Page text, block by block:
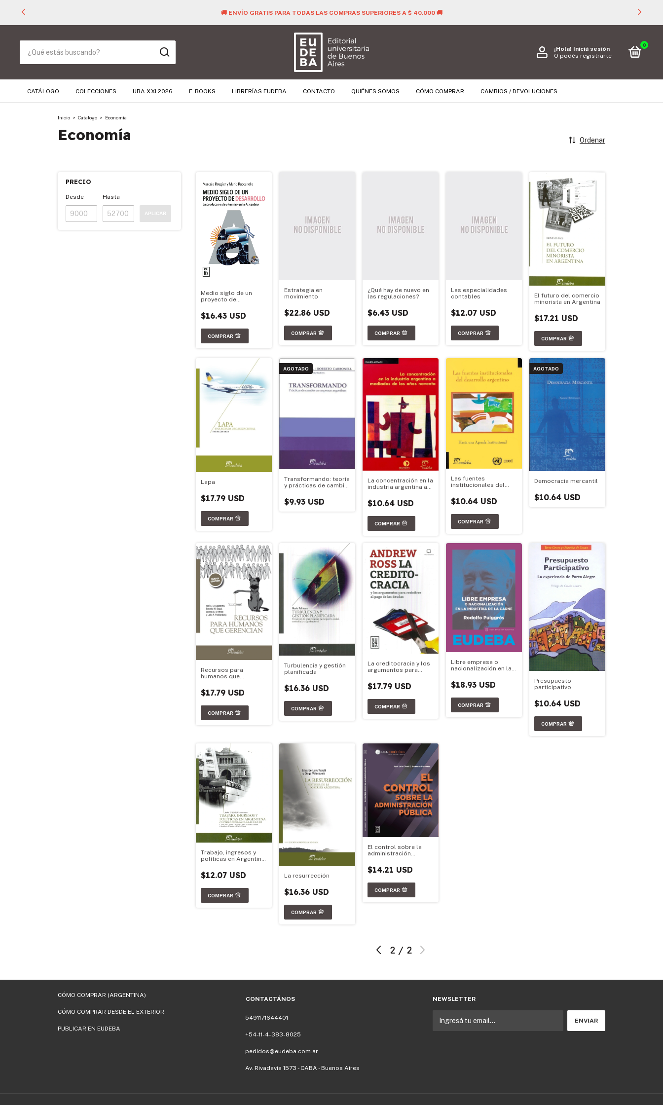
🚚 ENVÍO GRATIS PARA TODAS LAS COMPRAS SUPERIORES A $ 40.000 🚚
¡Hola! Iniciá sesión
O podés registrarte
0
CATÁLOGO COLECCIONES UBA XXI 2026 E-BOOKS LIBRERÍAS EUDEBA CONTACTO QUIÉNES SOMOS CÓMO COMPRAR CAMBIOS / DEVOLUCIONES
Inicio > Catalogo > Economía
Economía Ordenar
PRECIO
Desde Hasta
APLICAR
Medio siglo de un
proyecto de
$16.43 USD
Estrategia en
movimiento
$22.86 USD
¿Qué hay de nuevo en
las regulaciones?
$6.43 USD
Las especialidades
contables
$12.07 USD
El futuro del comercio
minorista en Argentina
$17.21 USD
Lapa
$17.79 USD
AGOTADO
Transformando: teoría
y prácticas de cambio
argentinas 1995-2003
$9.93 USD
La concentración en la
industria argentina a
noventa
$10.64 USD
Las fuentes
institucionales del
$10.64 USD
AGOTADO
Democracia mercantil
$10.64 USD
Recursos para
humanos que
$17.79 USD
Turbulencia y gestión
planificada
$16.36 USD
La creditocracia y los
argumentos para
las deudas
$17.79 USD
Libre empresa o
nacionalización en la
$18.93 USD
Presupuesto
participativo
$10.64 USD
Trabajo, ingresos y
políticas en Argentina:
pensar el siglo XXI
$12.07 USD La resurrección
$16.36 USD
El control sobre la
administración
$14.21 USD
2 / 2
CÓMO COMPRAR (ARGENTINA)
CÓMO COMPRAR DESDE EL EXTERIOR
PUBLICAR EN EUDEBA
CONTACTÁNOS
5491171644401
+54-11-4-383-8025
pedidos@eudeba.com.ar
Av. Rivadavia 1573 - CABA - Buenos Aires
NEWSLETTER